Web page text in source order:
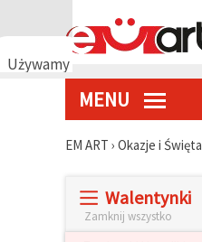
Używamy
MENU
EM ART › Okazje i Święta
Walentynki
Zamknij wszystko